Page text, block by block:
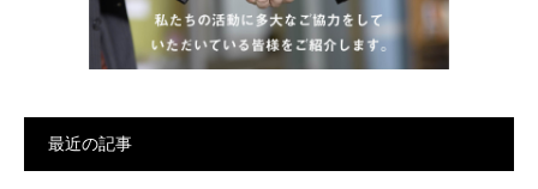
最近の記事